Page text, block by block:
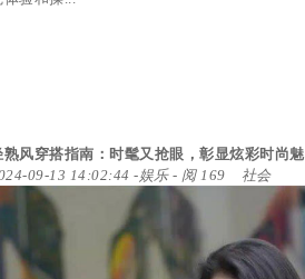
熟风穿搭指南：时髦又抢眼，彰显炫彩时尚魅
09-13 14:02:44 -娱乐- 阅 169 社会